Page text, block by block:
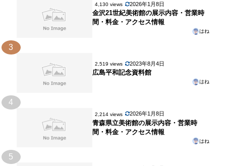
4,130 views 2026年1月8日
金沢21世紀美術館の展示内容・営業時
間・料金・アクセス情報
はね
3
2,519 views 2023年8月4日
広島平和記念資料館
はね
4
2,214 views 2026年1月8日
青森県立美術館の展示内容・営業時
間・料金・アクセス情報
はね
5